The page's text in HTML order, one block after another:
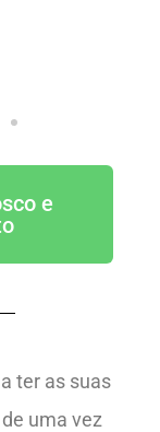
e
ter as suas
uma vez